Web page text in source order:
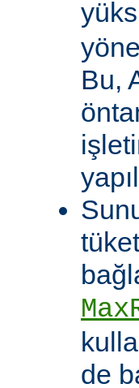
Bu,
de